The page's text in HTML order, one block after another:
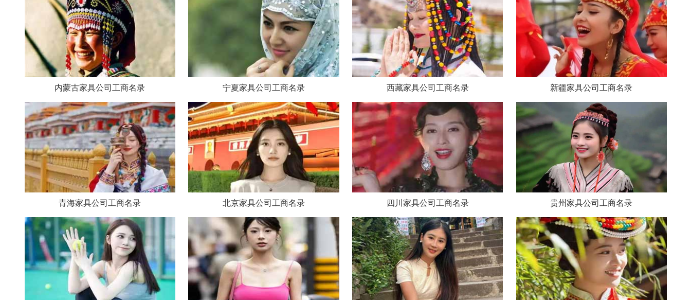
内蒙古家具公司工商名录 宁夏家具公司工商名录 西藏家具公司工商名录 新疆家具公司工商名录
青海家具公司工商名录 北京家具公司工商名录 四川家具公司工商名录 贵州家具公司工商名录